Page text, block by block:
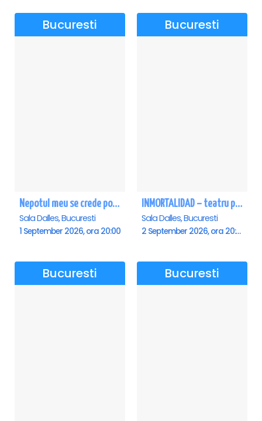
Bucuresti
Nepotul meu se crede poet - Sala Dalles
Sala Dalles, Bucuresti
1 September 2026, ora 20:00
Bucuresti
INMORTALIDAD – teatru poetic cu Magda Catone & Maxim Belciug
Sala Dalles, Bucuresti
2 September 2026, ora 20:00
Bucuresti Bucuresti